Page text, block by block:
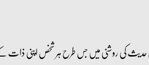
کی روشنی میں جس طرح ہر شخص اپنی